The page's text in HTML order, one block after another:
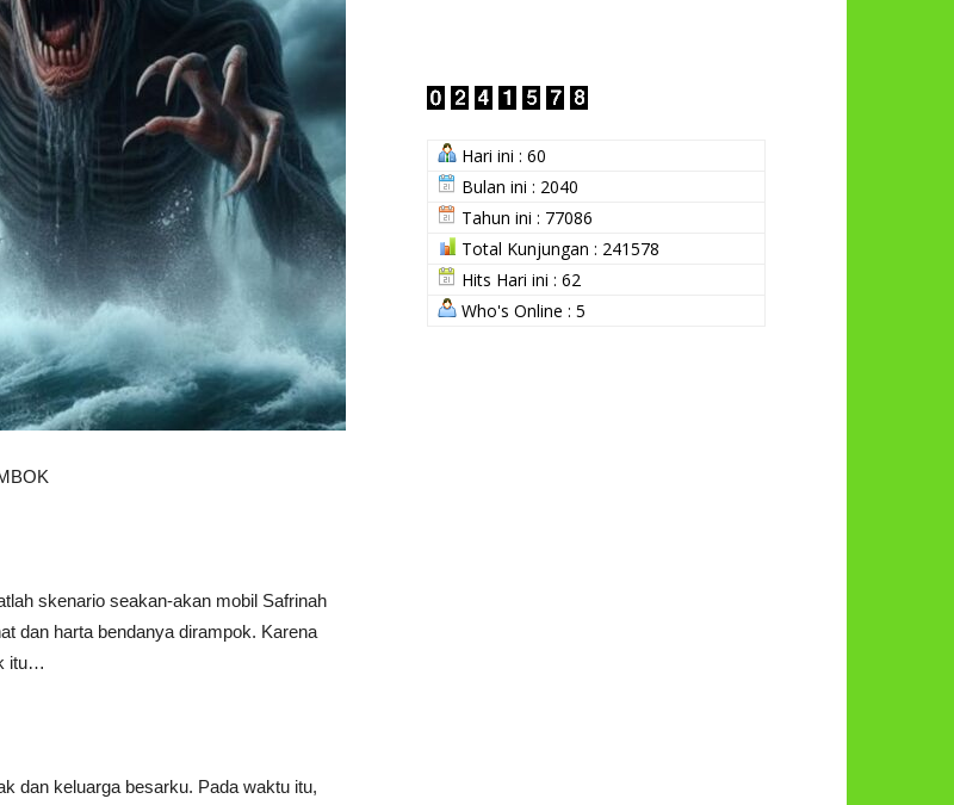
skenario seakan-akan mobil Safrinah
dan harta bendanya dirampok. Karena
itu…
dan keluarga besarku. Pada waktu itu,
Hari ini : 60
Bulan ini : 2040
Tahun ini : 77086
Total Kunjungan : 241578
Hits Hari ini : 62
Who's Online : 5